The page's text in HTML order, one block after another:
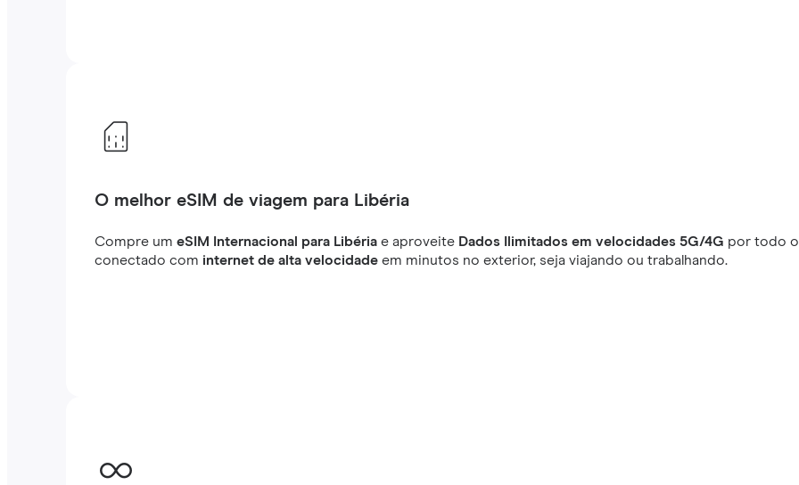
O melhor eSIM de viagem para Libéria
Compre umeSIM Internacional para Libéria e aproveite Dados Ilimitados em velocidades 5G/4G por todo o
conectado com internet de alta velocidade em minutos no exterior, seja viajando ou trabalhando.